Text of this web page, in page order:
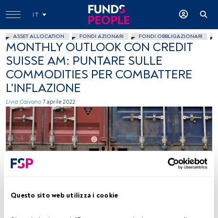
Questo sito web utilizza i cookie
IT
ASSET ALLOCATION FONDI AZIONARI FONDI OBBLIGAZIONARI
MONTHLY OUTLOOK CON CREDIT
SUISSE AM: PUNTARE SULLE
COMMODITIES PER COMBATTERE
L'INFLAZIONE
Livia Caivano 7 aprile 2022